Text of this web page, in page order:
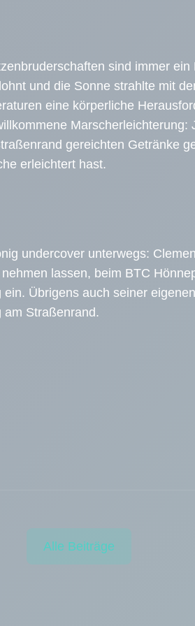
sind immer
und die Sonne strahlte mit
eine körperliche
gereichten Getränke
erleichtert hast.
undercover unterwegs:
lassen, beim BTC
Übrigens auch seiner
am Straßenrand.
Alle Beiträge